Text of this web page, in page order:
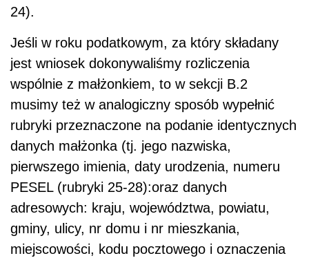
24).
Jeśli w roku podatkowym, za który składany
jest wniosek dokonywaliśmy rozliczenia
wspólnie z małżonkiem, to w sekcji B.2
musimy też w analogiczny sposób wypełnić
rubryki przeznaczone na podanie identycznych
danych małżonka (tj. jego nazwiska,
pierwszego imienia, daty urodzenia, numeru
PESEL (rubryki 25-28):oraz danych
adresowych: kraju, województwa, powiatu,
gminy, ulicy, nr domu i nr mieszkania,
miejscowości, kodu pocztowego i oznaczenia